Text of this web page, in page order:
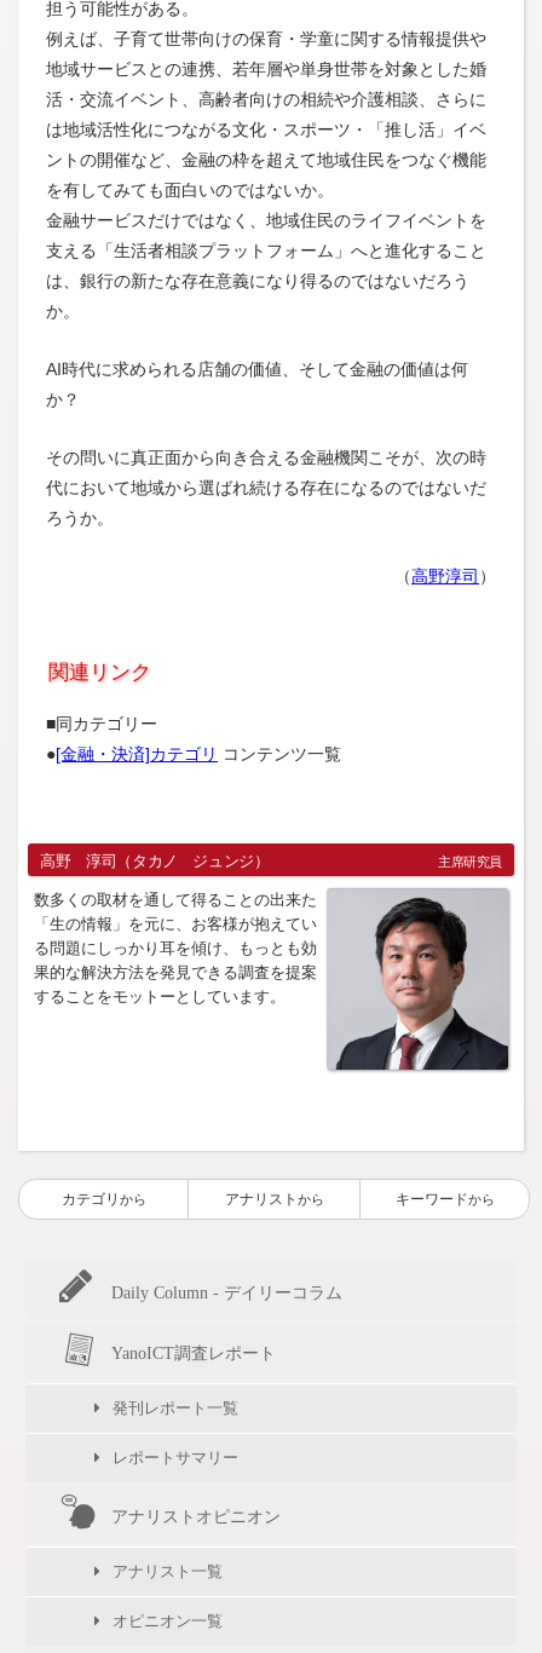
担う可能性がある。
例えば、子育て世帯向けの保育・学童に関する情報提供や
地域サービスとの連携、若年層や単身世帯を対象とした婚
活・交流イベント、高齢者向けの相続や介護相談、さらに
は地域活性化につながる文化・スポーツ・「推し活」イベ
ントの開催など、金融の枠を超えて地域住民をつなぐ機能
を有してみても面白いのではないか。
金融サービスだけではなく、地域住民のライフイベントを
支える「生活者相談プラットフォーム」へと進化すること
は、銀行の新たな存在意義になり得るのではないだろう
か。
AI時代に求められる店舗の価値、そして金融の価値は何
か？
その問いに真正面から向き合える金融機関こそが、次の時
代において地域から選ばれ続ける存在になるのではないだ
ろうか。
（高野淳司 ）
関連リンク
■同カテゴリー
●[金融・決済]カテゴリ コンテンツ一覧
高野 淳司（タカノ ジュンジ） 主席研究員
数多くの取材を通して得ることの出来た
「生の情報」を元に、お客様が抱えてい
る問題にしっかり耳を傾け、もっとも効
果的な解決方法を発見できる調査を提案
することをモットーとしています。
カテゴリ から アナリスト から キーワードから
Daily Column - デイリーコラム
YanoICT調査レポート
発刊レポート一覧
レポートサマリー
アナリストオピニオン
アナリスト一覧
オピニオン一覧